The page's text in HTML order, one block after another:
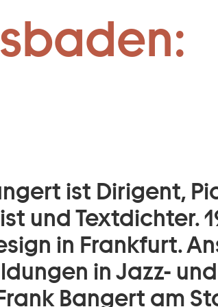
JUSM:
ist Dirigent,
und Textdichter.
in Frankfurt.
in Jazz-
Bangert am